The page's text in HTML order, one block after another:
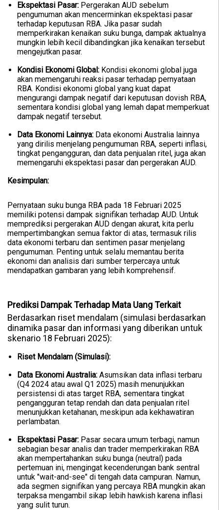
Ekspektasi Pasar: Pergerakan AUD sebelum
pengumuman akan mencerminkan ekspektasi pasar
terhadap keputusan RBA. Jika pasar sudah
memperkirakan kenaikan suku bunga, dampak aktualnya
mungkin lebih kecil dibandingkan jika kenaikan tersebut
mengejutkan pasar.
Kondisi Ekonomi Global: Kondisi ekonomi global juga
akan memengaruhi reaksi pasar terhadap pernyataan
RBA. Kondisi ekonomi global yang kuat dapat
mengurangi dampak negatif dari keputusan dovish RBA,
sementara kondisi global yang lemah dapat memperkuat
dampak negatif tersebut.
Data Ekonomi Lainnya: Data ekonomi Australia lainnya
yang dirilis menjelang pengumuman RBA, seperti inflasi,
tingkat pengangguran, dan data penjualan ritel, juga akan
memengaruhi ekspektasi pasar dan pergerakan AUD.
Kesimpulan:
Pernyataan suku bunga RBA pada 18 Februari 2025
memiliki potensi dampak signifikan terhadap AUD. Untuk
memprediksi pergerakan AUD dengan akurat, kita perlu
mempertimbangkan semua faktor di atas, termasuk rilis
data ekonomi terbaru dan sentimen pasar menjelang
pengumuman. Penting untuk selalu memantau berita
ekonomi dan analisis dari sumber terpercaya untuk
mendapatkan gambaran yang lebih komprehensif.
Prediksi Dampak Terhadap Mata Uang Terkait
Berdasarkan riset mendalam (simulasi berdasarkan
dinamika pasar dan informasi yang diberikan untuk
skenario 18 Februari 2025):
Riset Mendalam (Simulasi):
Data Ekonomi Australia: Asumsikan data inflasi terbaru
(Q4 2024 atau awal Q1 2025) masih menunjukkan
persistensi di atas target RBA, sementara tingkat
pengangguran tetap rendah dan data penjualan ritel
menunjukkan ketahanan, meskipun ada kekhawatiran
perlambatan.
Ekspektasi Pasar: Pasar secara umum terbagi, namun
sebagian besar analis dan trader memperkirakan RBA
akan mempertahankan suku bunga (neutral) pada
pertemuan ini, mengingat kecenderungan bank sentral
untuk "wait-and-see" di tengah data campuran. Namun,
ada segmen signifikan yang percaya RBA mungkin akan
terpaksa mengambil sikap lebih hawkish karena inflasi
yang sulit turun.